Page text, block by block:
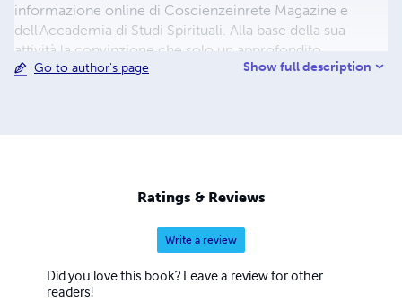
informazione online di Coscienzeinrete Magazine e
dell'Accademia di Studi Spirituali. Alla base della sua
attività la convinzione che solo un approfondito
approccio alle conoscenze ed alle realtà spirituali,
Go to author's page Show full description
Ratings & Reviews
Write a review
Did you love this book? Leave a review for other
readers!